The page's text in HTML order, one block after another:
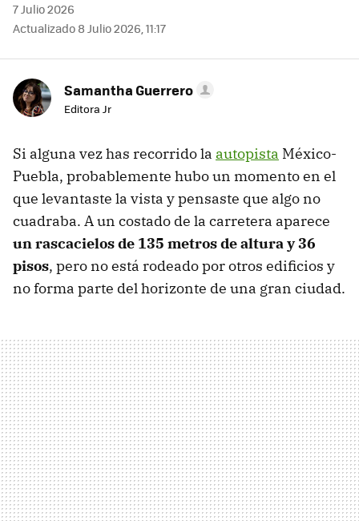
7 Julio 2026
Actualizado 8 Julio 2026, 11:17
Samantha Guerrero
Editora Jr
Si alguna vez has recorrido la autopista México-
Puebla, probablemente hubo un momento en el
que levantaste la vista y pensaste que algo no
cuadraba. A un costado de la carretera aparece
un rascacielos de 135 metros de altura y 36
pisos, pero no está rodeado por otros edificios y
no forma parte del horizonte de una gran ciudad.